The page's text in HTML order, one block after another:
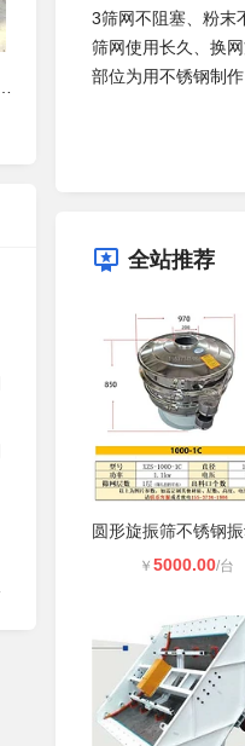
3筛网不阻塞、
筛网使用长久、
部位
新乡市
全站推荐
￥ 5000.00/台